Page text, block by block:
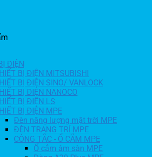
ĐIỆN
BỊ ĐIỆN MITSUBISHI
BỊ ĐIỆN SINO/ VANLOCK
BỊ ĐIỆN NANOCO
BỊ ĐIỆN LS
BỊ ĐIỆN MPE
Đèn năng lượng mặt trời MPE
ĐÈN TRANG TRÍ MPE
CÔNG TẮC - Ổ CẮM MPE
Ổ cắm âm sàn MPE